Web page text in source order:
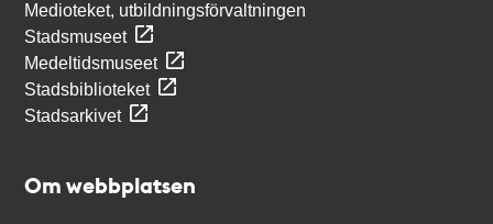
Medioteket, utbildningsförvaltningen
Stadsmuseet
Medeltidsmuseet
Stadsbiblioteket
Stadsarkivet
Om webbplatsen